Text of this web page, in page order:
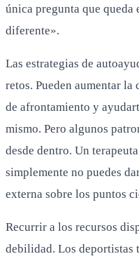
única pregunta que queda
diferente».
Las estrategias de
retos. Pueden aumentar
de afrontamiento y
mismo. Pero algunos
desde dentro. Un
simplemente no puedes
externa sobre los puntos
Recurrir a los recursos
debilidad. Los deportistas